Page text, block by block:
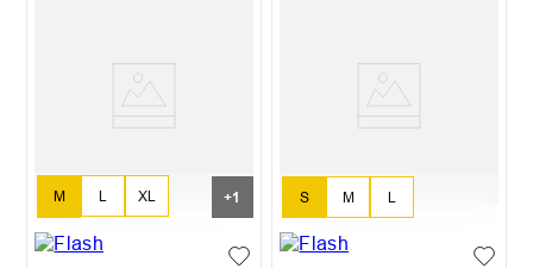
M L XL
XXL
+1 S M L